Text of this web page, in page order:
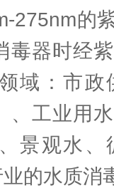
275nm的
毒器时经
域：市政
、工业用
景观水、
的水质消